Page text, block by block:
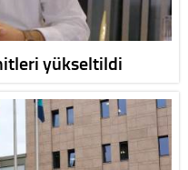
yükseltildi